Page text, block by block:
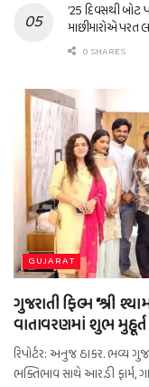
’25 દિવસથી બોટ
માછીમારોએ પરત
0 SHARES
GUJARAT
ગુજરાતી ફિલ્મ “શ્રી
વાતાવરણમાં શુભ
રિપોર્ટર: અનુજ ઠાકર. ભવ્ય
ભક્તિભાવ સાથે આર.ડી ફાર્મ,